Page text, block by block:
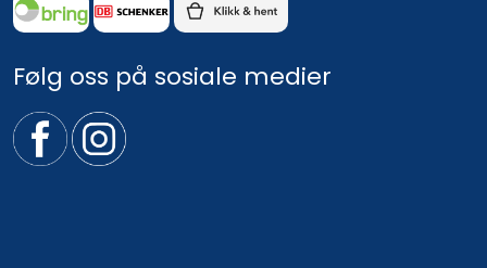
Følg oss på sosiale medier